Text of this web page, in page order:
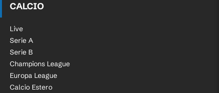
CALCIO
Live
Serie A
Serie B
Champions League
Europa League
Calcio Estero